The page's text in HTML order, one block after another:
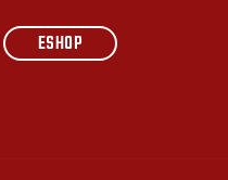
ESHOP